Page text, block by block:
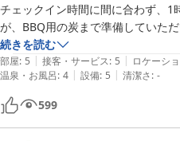
チェックイン時間に間に合わず、1
が、BBQ用の炭まで準備していた
した。部屋もキレイで、那須に来
た！
続きを読む
部屋: 5 | 接客・サービス: 5 | ロケーシ
温泉・お風呂: 4 | 設備: 5 | 清潔さ: -
599